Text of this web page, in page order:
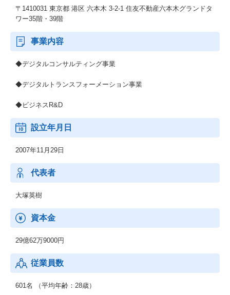
〒1410031 東京都 港区 六本木 3-2-1 住友不動産六本木グランドタ
ワー35階・39階
事業内容
◆デジタルコンサルティング事業
◆デジタルトランスフォーメーション事業
◆ビジネスR&D
設立年月日
2007年11月29日
代表者
大塚英樹
資本金
29億62万9000円
従業員数
601名 （平均年齢：28歳）